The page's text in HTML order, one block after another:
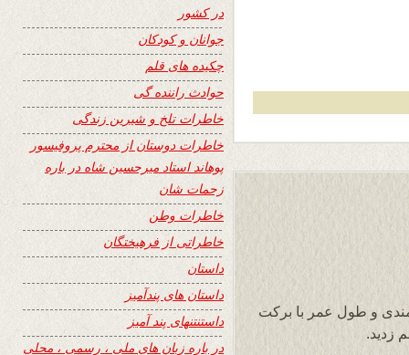
و طول عمر با برکت
زدید.
در کشور
جوانان و کودکان
چکیده های قلم
حوادث راننده گی
خاطرات تلخ و شیرین زندگی
خاطرات دوستان از محترم پروفیسور
پوهاند استاد میرحسین شاه در باره
زحمات شان
خاطرات وطن
خاطراتی از فرهیختگان
داستان
داستان های پندآمیز
داستنتنهای پند آمیز
در باره زبان های ملی ، رسمی ، محلی